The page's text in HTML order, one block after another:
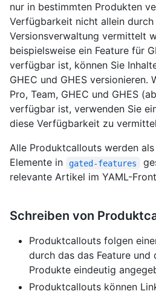
nur in bestimmten Produkten
Verfügbarkeit nicht allein durch
Versionsverwaltung vermittelt
beispielsweise ein Feature für
verfügbar ist, können Sie
GHEC und GHES versionieren.
Pro, Team, GHEC und GHES
verfügbar ist, verwenden Sie
diese Verfügbarkeit zu
Alle Produktcallouts werden
Elemente in
gated-features
relevante Artikel im YAML-
Schreiben von
Produktcallouts folgen
durch das das Feature und
Produkte eindeutig
Produktcallouts können